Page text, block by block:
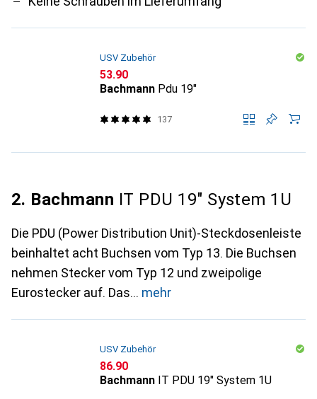
USV Zubehör
CHF
53.90
Bachmann Pdu 19"
137
2. Bachmann IT PDU 19" System 1U
Die PDU (Power Distribution Unit)-Steckdosenleiste
beinhaltet acht Buchsen vom Typ 13. Die Buchsen
nehmen Stecker vom Typ 12 und zweipolige
Eurostecker auf. Das
mehr
USV Zubehör
CHF
86.90
Bachmann IT PDU 19" System 1U